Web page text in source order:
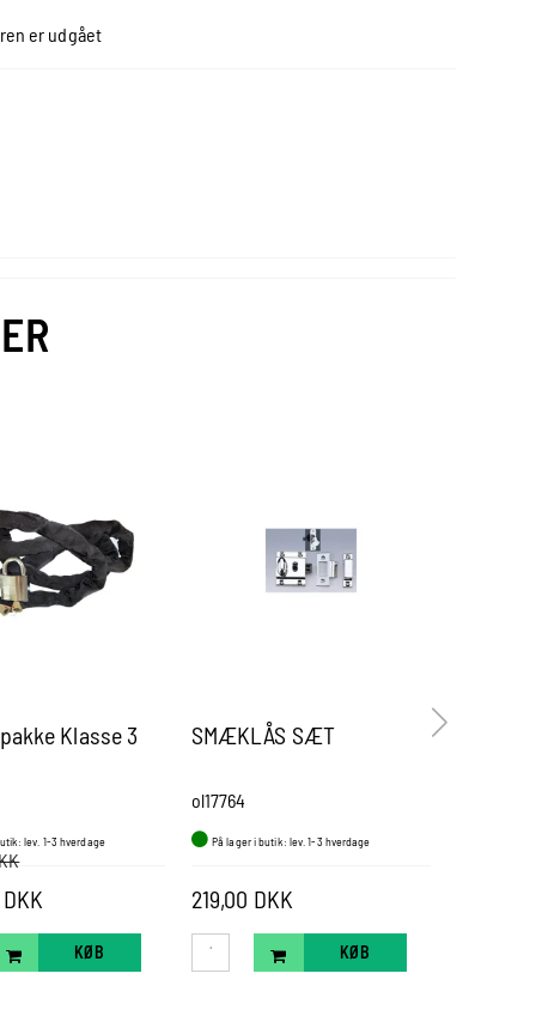
er udgået
Klasse 3
lev. 1-3 hverdage
KØB
SMÆKLÅS SÆT
ol17764
På lager i butik: lev. 1-3 hverdage
219,00 DKK
KØB